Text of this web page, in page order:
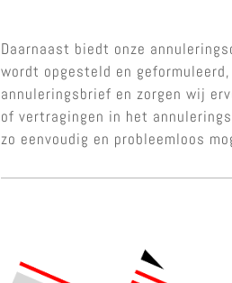
Daarnaast biedt onze
wordt opgesteld en
annuleringsbrief en zorgen wij
of vertragingen in het
zo eenvoudig en probleemloos